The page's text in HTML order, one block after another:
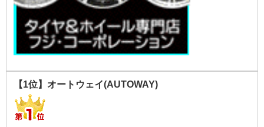
【1位】オートウェイ(AUTOWAY)